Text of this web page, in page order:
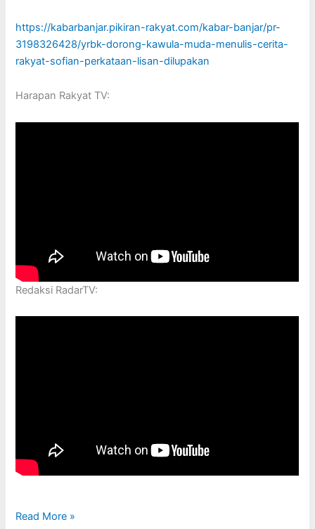
https://kabarbanjar.pikiran-rakyat.com/kabar-banjar/pr-
3198326428/yrbk-dorong-kawula-muda-menulis-cerita-
rakyat-sofian-perkataan-lisan-dilupakan
Harapan Rakyat TV:
Redaksi RadarTV:
Read More »